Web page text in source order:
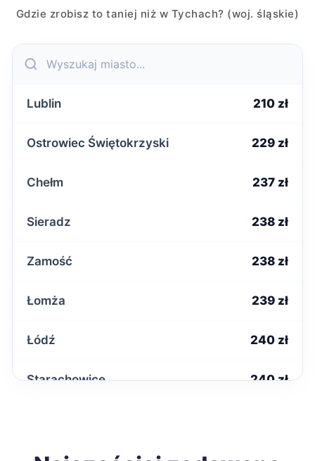
Gdzie zrobisz to taniej niż w Tychach? (woj. śląskie)
Lublin 210 zł
Ostrowiec Świętokrzyski 229 zł
Chełm 237 zł
Sieradz 238 zł
Zamość 238 zł
Łomża 239 zł
Łódź 240 zł
Starachowice 240 zł
Sanok 242 zł